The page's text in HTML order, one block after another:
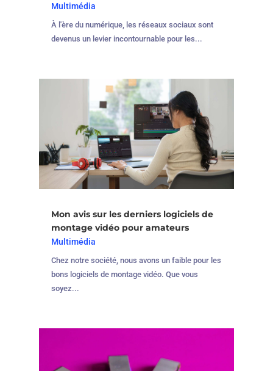
Multimédia
À l'ère du numérique, les réseaux sociaux sont
devenus un levier incontournable pour les...
Mon avis sur les derniers logiciels de
montage vidéo pour amateurs
Multimédia
Chez notre société, nous avons un faible pour les
bons logiciels de montage vidéo. Que vous
soyez...